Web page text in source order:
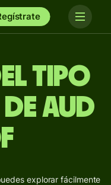
Tipo
AUD
explorar fácilmente